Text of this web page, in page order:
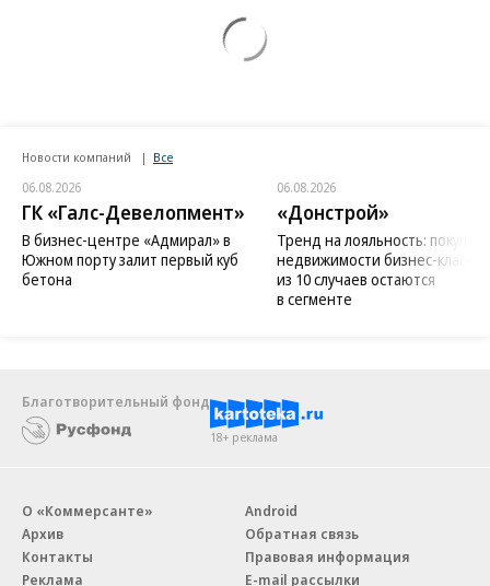
Новости компаний Все
06.08.2026
ГК «Галс-Девелопмент»
В бизнес-центре «Адмирал» в
Южном порту залит первый куб
бетона
06.08.2026
«Донстрой»
Тренд на лояльность:
недвижимости бизнес-класса
из 10 случаев остаются
в сегменте
Благотворительный фонд
18+ реклама
О «Коммерсанте»
Архив
Контакты
Реклама
Android
Обратная связь
Правовая информация
E-mail рассылки